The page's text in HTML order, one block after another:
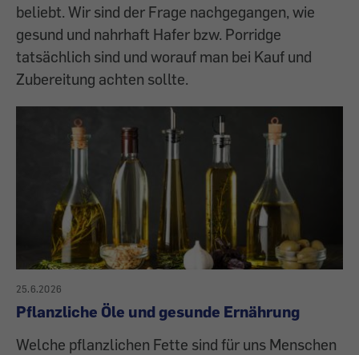
beliebt. Wir sind der Frage nachgegangen, wie
gesund und nahrhaft Hafer bzw. Porridge
tatsächlich sind und worauf man bei Kauf und
Zubereitung achten sollte.
25.6.2026
Pflanzliche Öle und gesunde Ernährung
Welche pflanzlichen Fette sind für uns Menschen